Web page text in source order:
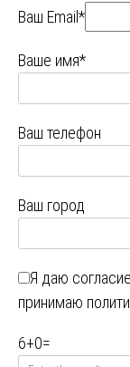
Ваш Email*
Ваше имя*
Ваш телефон
Ваш город
Я даю
принимаю
6+0=